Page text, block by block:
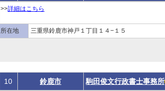
>>詳細はこちら
所在地 三重県鈴鹿市神戸１丁目１４−１５
10 鈴鹿市 駒田俊文行政書士事務所